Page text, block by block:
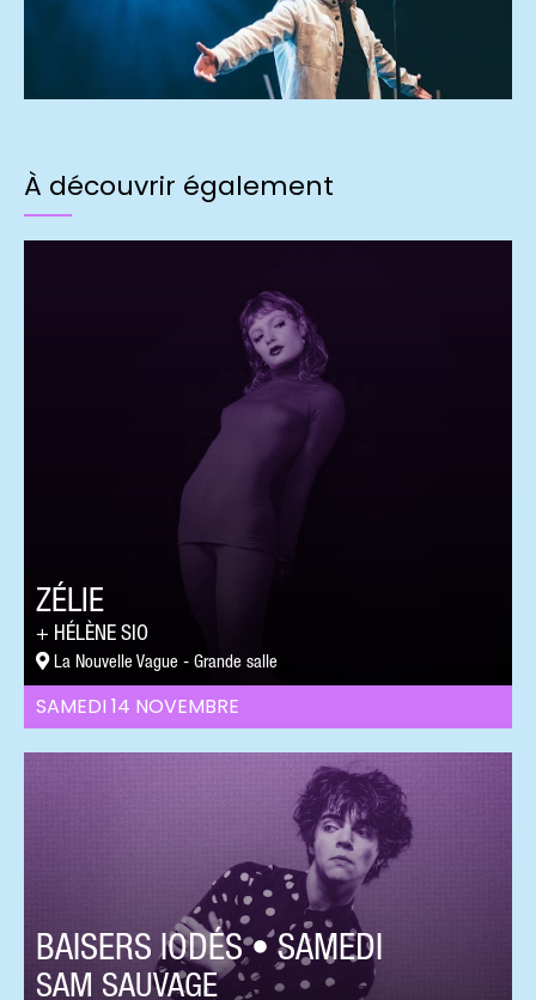
À découvrir également
SAMEDI 14 NOVEMBRE
ZÉLIE
HÉLÈNE SIO
La Nouvelle Vague - Grande salle
BAISERS IODÉS • SAMEDI
SAM SAUVAGE